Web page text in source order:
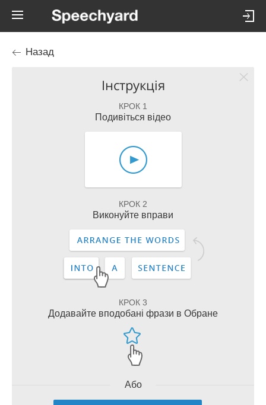
Назад
Інструкція
КРОК 1
Подивіться відео
КРОК 2
Виконуйте вправи
КРОК 3
Додавайте вподобані фрази в Обране
Або